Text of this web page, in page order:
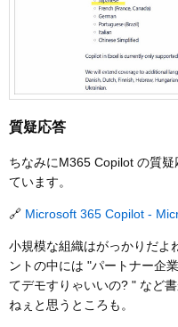
質疑応答
ちなみにM365 Copilot の質
ています。
🔗 Microsoft 365 Copilot -
小規模な組織はがっかりだよ
ントの中には "パートナー企
てデモすりゃいいの? " など
ねぇと思うところも。